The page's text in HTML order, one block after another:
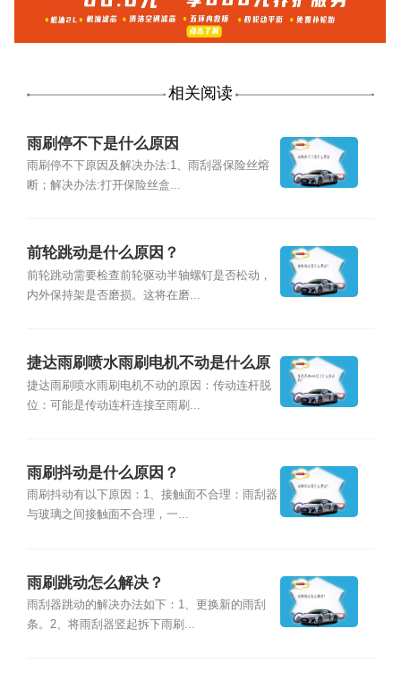
相关阅读
雨刷停不下是什么原因
雨刷停不下原因及解决办法:1、雨刮器保险丝熔
断；解决办法:打开保险丝盒...
前轮跳动是什么原因？
前轮跳动需要检查前轮驱动半轴螺钉是否松动，
内外保持架是否磨损。这将在磨...
捷达雨刷喷水雨刷电机不动是什么原
因？
捷达雨刷喷水雨刷电机不动的原因：传动连杆脱
位：可能是传动连杆连接至雨刷...
雨刷抖动是什么原因？
雨刷抖动有以下原因：1、接触面不合理：雨刮器
与玻璃之间接触面不合理，一...
雨刷跳动怎么解决？
雨刮器跳动的解决办法如下：1、更换新的雨刮
条。2、将雨刮器竖起拆下雨刷...